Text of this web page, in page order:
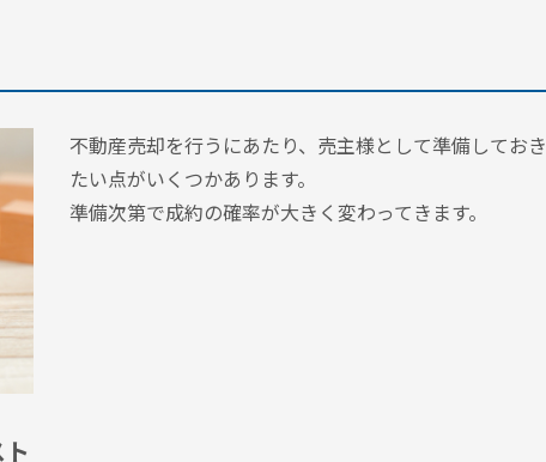
不動産売却を行うにあたり、売主様として準備しておき
たい点がいくつかあります。
準備次第で成約の確率が大きく変わってきます。